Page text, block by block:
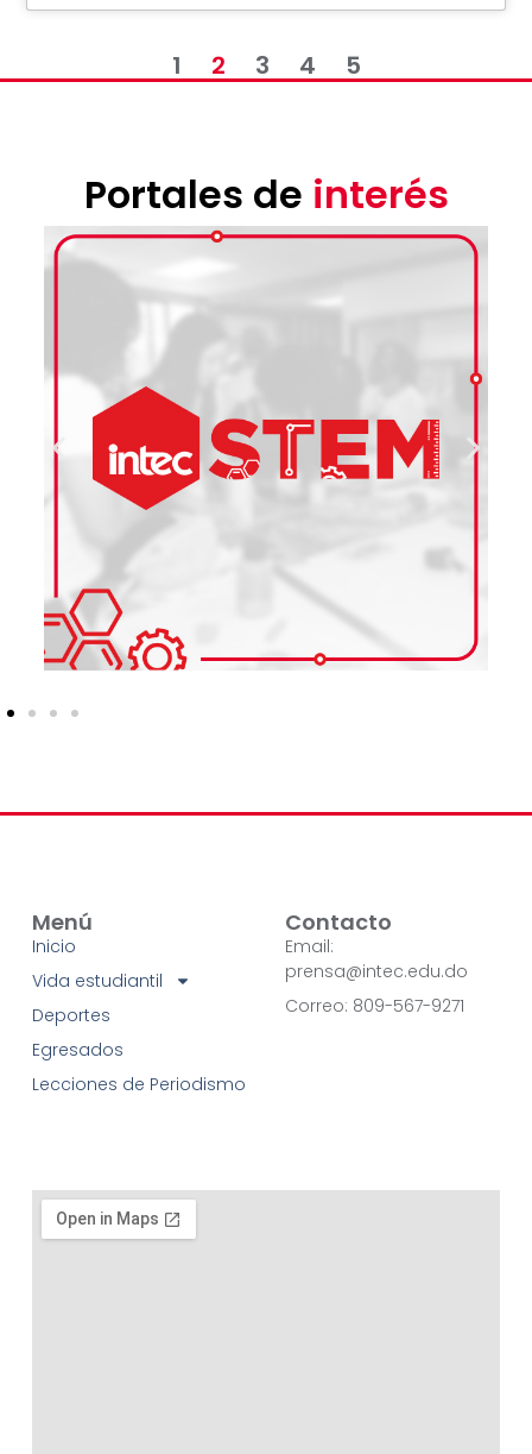
1 2 3 4 5
Portales de interés
Menú
Inicio
Vida estudiantil
Deportes
Egresados
Lecciones de Periodismo
Contacto
Email:
prensa@intec.edu.do
Correo: 809-567-9271